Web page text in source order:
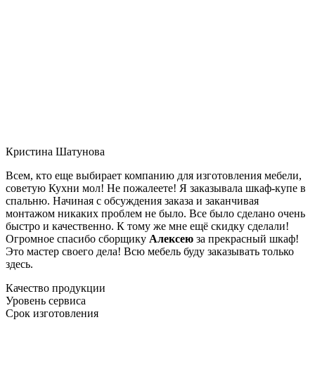
Кристина Шатунова
Всем, кто еще выбирает компанию для изготовления мебели,
советую Кухни мол! Не пожалеете! Я заказывала шкаф-купе в
спальню. Начиная с обсуждения заказа и заканчивая
монтажом никаких проблем не было. Все было сделано очень
быстро и качественно. К тому же мне ещё скидку сделали!
Огромное спасибо сборщику Алексею за прекрасный шкаф!
Это мастер своего дела! Всю мебель буду заказывать только
здесь.
Качество продукции
Уровень сервиса
Срок изготовления